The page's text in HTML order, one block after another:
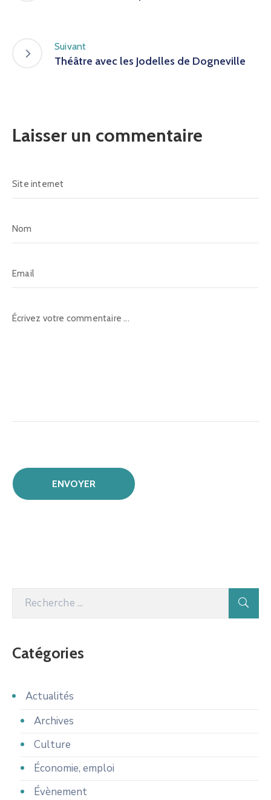
Suivant
Théâtre avec les Jodelles de Dogneville
Laisser un commentaire
Catégories
Actualités
Archives
Culture
Économie, emploi
Évènement